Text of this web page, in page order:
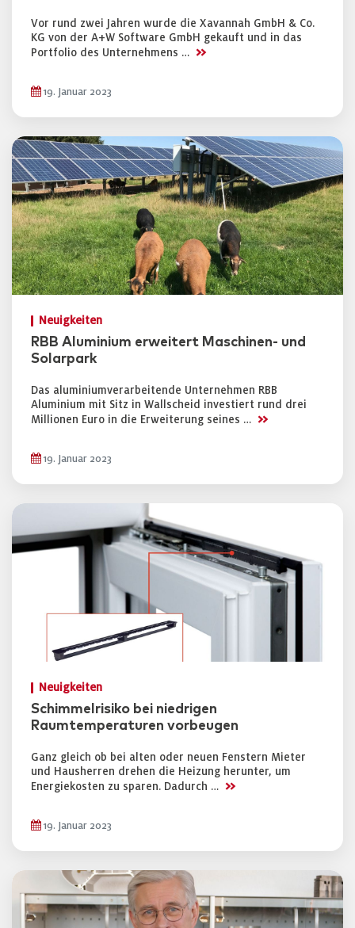
Vor rund zwei Jahren wurde die Xavannah GmbH & Co.
KG von der A+W Software GmbH gekauft und in das
Portfolio des Unternehmens … >>
19. Januar 2023
Neuigkeiten
RBB Aluminium erweitert Maschinen- und
Solarpark
Das aluminiumverarbeitende Unternehmen RBB
Aluminium mit Sitz in Wallscheid investiert rund drei
Millionen Euro in die Erweiterung seines … >>
19. Januar 2023
Neuigkeiten
Schimmelrisiko bei niedrigen
Raumtemperaturen vorbeugen
Ganz gleich ob bei alten oder neuen Fenstern Mieter
und Hausherren drehen die Heizung herunter, um
Energiekosten zu sparen. Dadurch … >>
19. Januar 2023